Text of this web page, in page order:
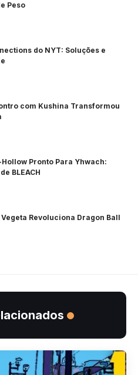
Peso
do NYT: Soluções e
com Kushina Transformou
Pronto Para Yhwach:
BLEACH
Revoluciona Dragon Ball